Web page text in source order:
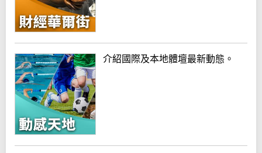
介紹國際及本地體壇最新動態。